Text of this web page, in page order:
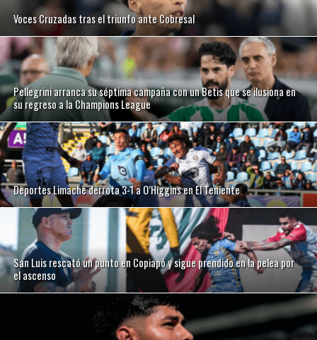
Voces Cruzadas tras el triunfo ante Cobresal
Pellegrini arranca su séptima campaña con un Betis que se ilusiona en
su regreso a la Champions League
Deportes Limache derrota 3-1 a O’Higgins en El Teniente
San Luis rescató un punto en Copiapó y sigue prendido en la pelea por
el ascenso